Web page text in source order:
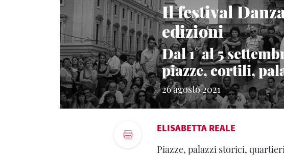
Il festival
edizioni
Dal 1° al 5
piazze, cortili,
26 agosto 2021
ELISABETTA REALE
Piazze, palazzi storici,